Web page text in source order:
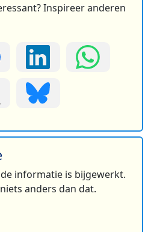
Inspireer anderen
informatie is bijgewerkt.
anders dan dat.